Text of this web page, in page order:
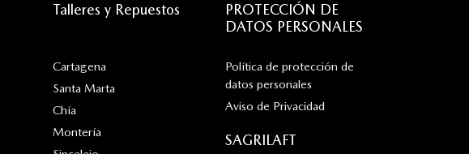
Talleres y Repuestos
Cartagena
Santa Marta
Chía
Montería
PROTECCIÓN DE
DATOS PERSONALES
Política de protección de
datos personales
Aviso de Privacidad
SAGRILAFT